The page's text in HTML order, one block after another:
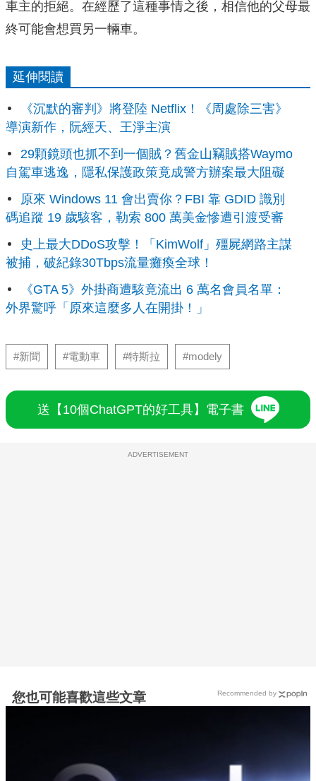
車主的拒絕。在經歷了這種事情之後，相信他的父母最
終可能會想買另一輛車。
延伸閱讀
《沉默的審判》將登陸 Netflix！《周處除三害》
導演新作，阮經天、王淨主演
29顆鏡頭也抓不到一個賊？舊金山竊賊搭Waymo
自駕車逃逸，隱私保護政策竟成警方辦案最大阻礙
原來 Windows 11 會出賣你？FBI 靠 GDID 識別
碼追蹤 19 歲駭客，勒索 800 萬美金慘遭引渡受審
史上最大DDoS攻擊！「KimWolf」殭屍網路主謀
被捕，破紀錄30Tbps流量癱瘓全球！
《GTA 5》外掛商遭駭竟流出 6 萬名會員名單：
外界驚呼「原來這麼多人在開掛！」
#新聞 #電動車 #特斯拉 #modely
送【10個ChatGPT的好工具】電子書
ADVERTISEMENT
您也可能喜歡這些文章 Recommended by